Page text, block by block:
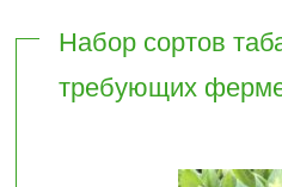
Набор сортов
требующих